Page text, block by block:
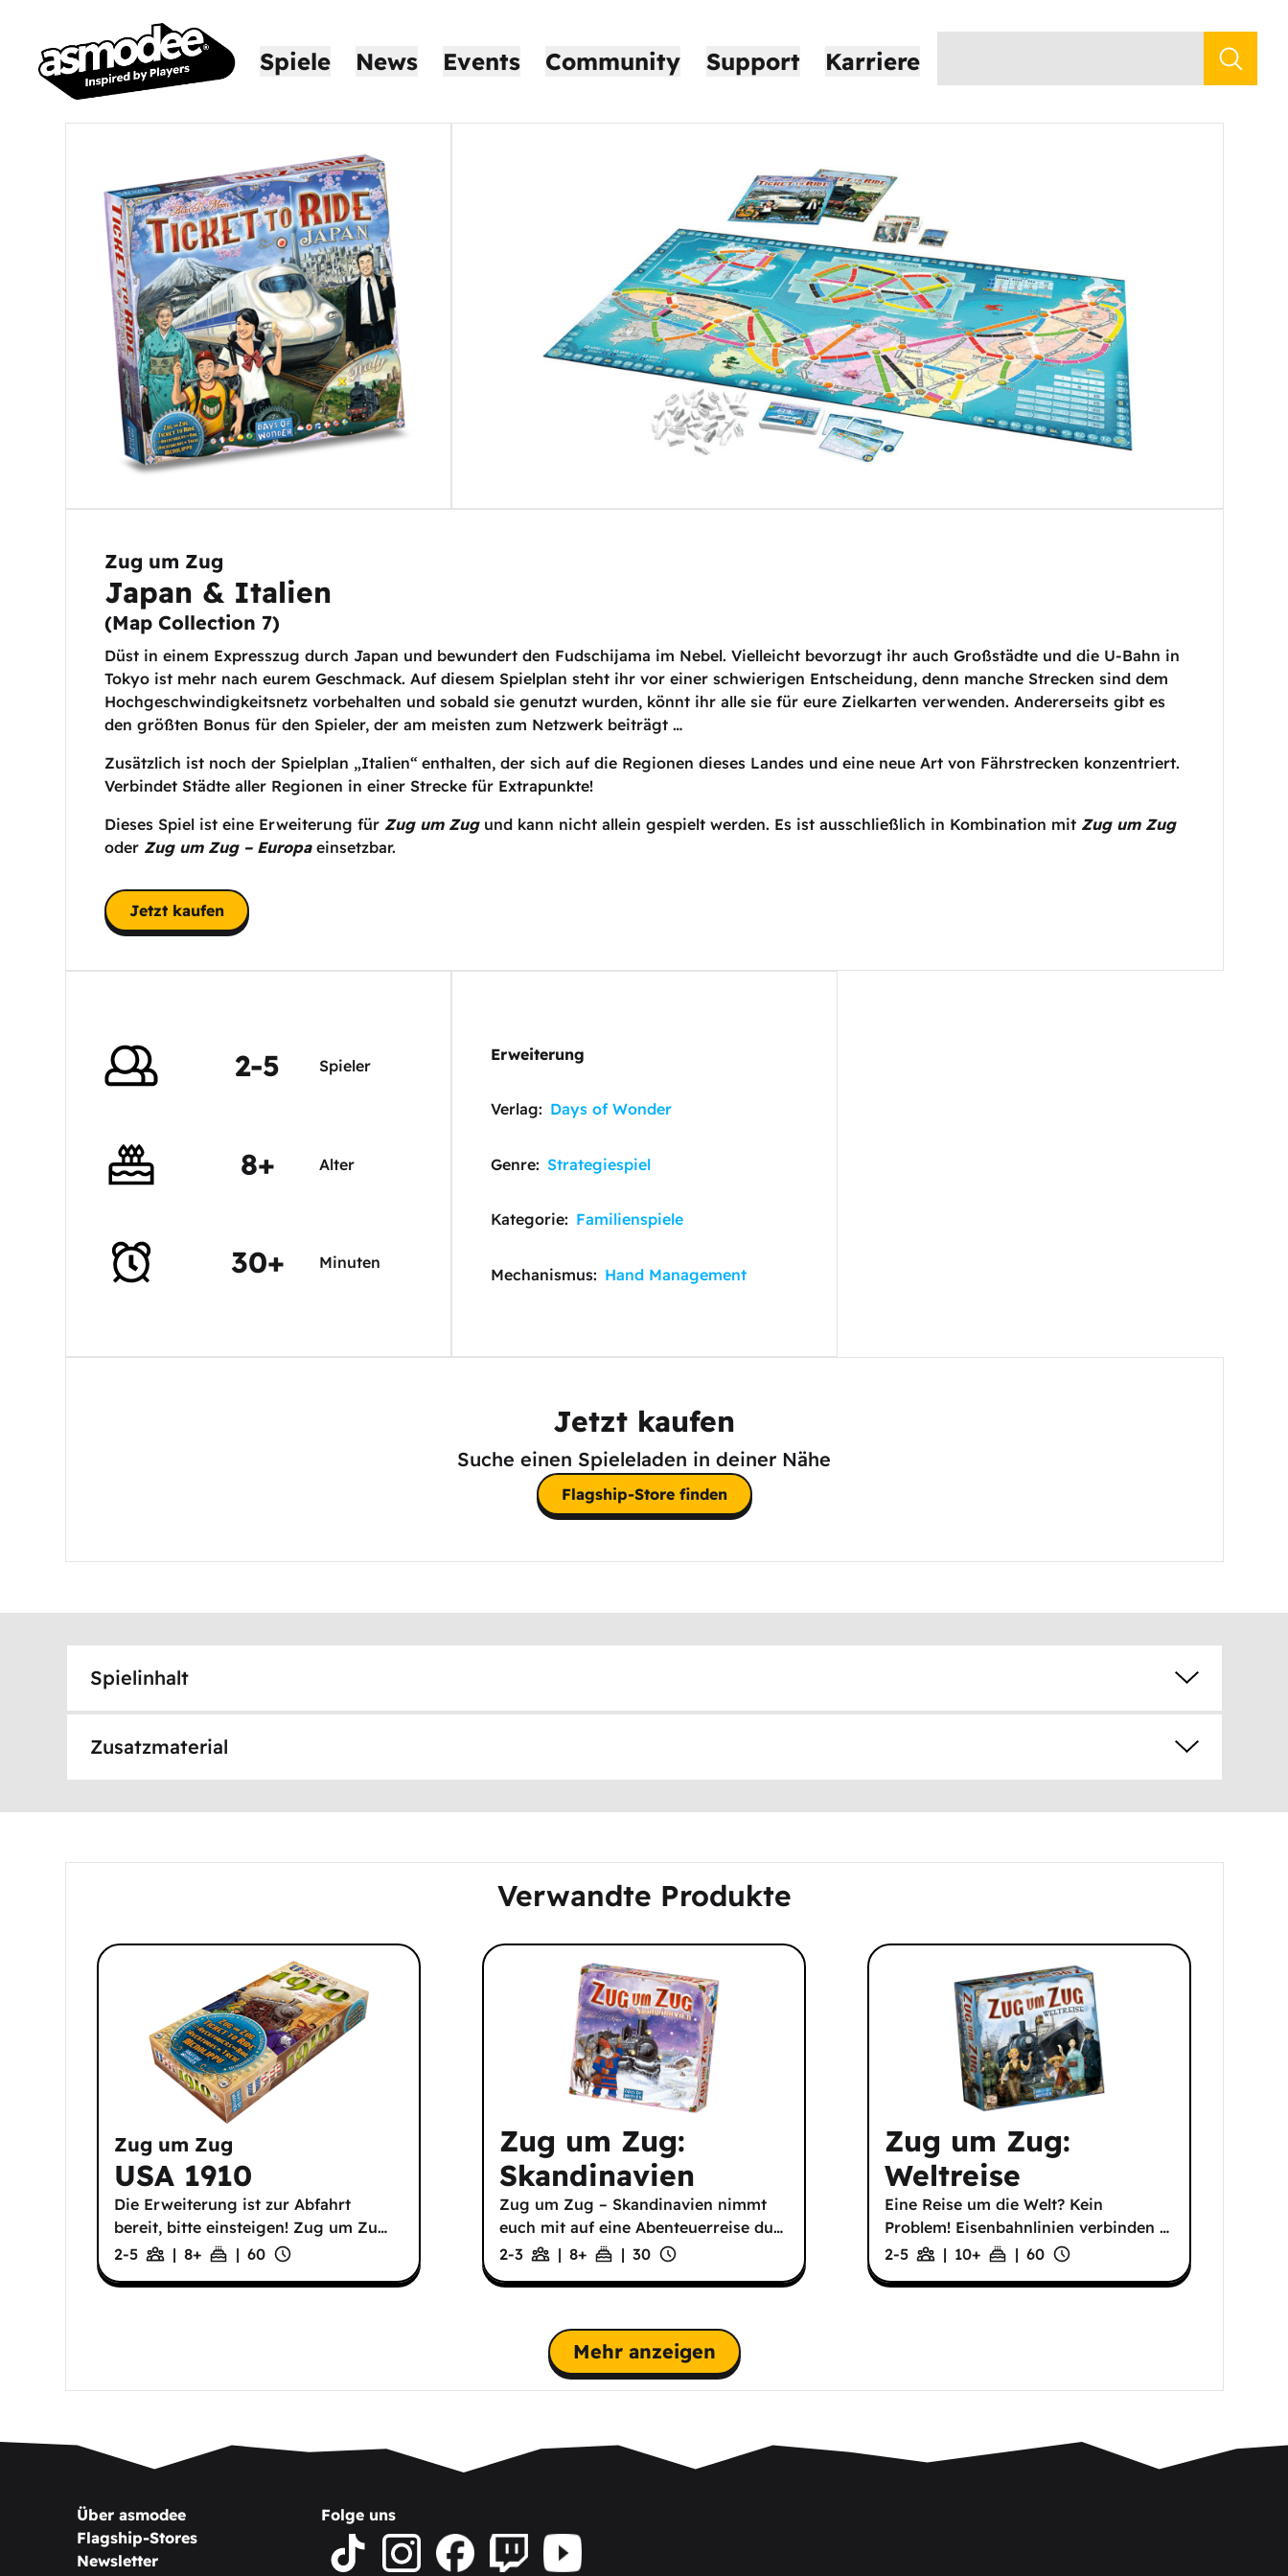
Spiele News Events Community Support Karriere
Zug um Zug
Japan & Italien
(Map Collection 7)
Düst in einem Expresszug durch Japan und bewundert den Fudschijama im Nebel. Vielleicht bevorzugt ihr auch Großstädte und die U-Bahn in
Tokyo ist mehr nach eurem Geschmack. Auf diesem Spielplan steht ihr vor einer schwierigen Entscheidung, denn manche Strecken sind dem
Hochgeschwindigkeitsnetz vorbehalten und sobald sie genutzt wurden, könnt ihr alle sie für eure Zielkarten verwenden. Andererseits gibt es
den größten Bonus für den Spieler, der am meisten zum Netzwerk beiträgt …
Zusätzlich ist noch der Spielplan „Italien“ enthalten, der sich auf die Regionen dieses Landes und eine neue Art von Fährstrecken konzentriert.
Verbindet Städte aller Regionen in einer Strecke für Extrapunkte!
Dieses Spiel ist eine Erweiterung für Zug um Zugund kann nicht allein gespielt werden. Es ist ausschließlich in Kombination mit Zug um Zug
oder Zug um Zug – Europaeinsetzbar.
Jetzt kaufen
2-5 Spieler
8+ Alter
30+ Minuten
Erweiterung
Verlag: Days of Wonder
Genre: Strategiespiel
Kategorie: Familienspiele
Mechanismus: Hand Management
Jetzt kaufen
Suche einen Spieleladen in deiner Nähe
Flagship-Store finden
Spielinhalt
Zusatzmaterial
Verwandte Produkte
Zug um Zug
USA 1910
Die Erweiterung ist zur Abfahrt
bereit, bitte einsteigen! Zug um Zu…
2-5
| 8+ | 60
Zug um Zug:
Skandinavien
Zug um Zug – Skandinavien nimmt
euch mit auf eine Abenteuerreise du…
2-3
| 8+ | 30
Zug um Zug:
Weltreise
Eine Reise um die Welt? Kein
Problem! Eisenbahnlinien verbinden…
2-5
| 10+ | 60
Mehr anzeigen
Über asmodee
Flagship-Stores
Newsletter
Folge uns